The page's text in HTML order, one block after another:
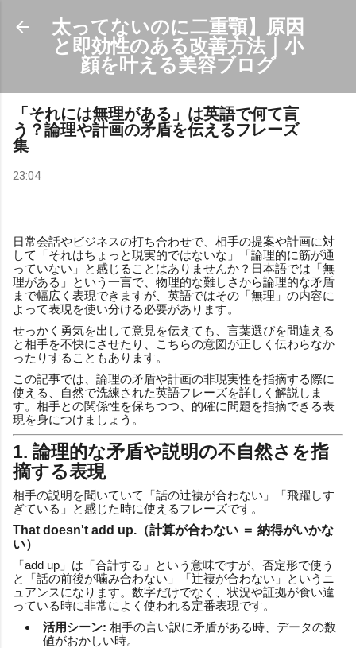
スキップしてメイン コンテンツに移動
太ってないのに二重顎】原因
と即効性のある改善方法｜小
顔を叶える美容ブログ
「それには無理がある」は英語で何て言
う？論理や計画の矛盾を伝えるフレーズ
集
23:04
日常会話やビジネスの打ち合わせで、相手の提案や計画に対
して「それはちょっと現実的ではないな」「論理的に筋が通
っていない」と感じることはありませんか？日本語では「無
理がある」という一言で、物理的な難しさから論理的な矛盾
まで幅広く表現できますが、英語ではその「無理」の内容に
よって表現を使い分ける必要があります。
せっかく勇気を出して意見を伝えても、言葉選びを間違える
と相手を不快にさせたり、こちらの意図が正しく伝わらなか
ったりすることもあります。
この記事では、論理の矛盾や計画の非現実性を指摘する際に
使える、自然で洗練された英語フレーズを詳しく解説しま
す。相手との関係性を保ちつつ、的確に問題を指摘できる表
現を身につけましょう。
1. 論理的な矛盾や説明の不自然さを指
摘する表現
相手の説明を聞いていて「話の辻褄が合わない」「飛躍しす
ぎている」と感じた時に使えるフレーズです。
That doesn't add up.（計算が合わない ＝ 納得がいかな
い）
「add up」は「合計する」という意味ですが、否定形で使う
と「話の前後が噛み合わない」「辻褄が合わない」というニ
ュアンスになります。数字だけでなく、状況や証拠が食い違
っている時に非常によく使われる定番表現です。
活用シーン: 相手の言い訳に矛盾がある時、データの数
値がおかしい時。